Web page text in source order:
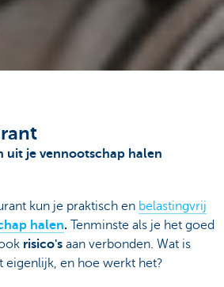
uit je vennootschap halen
kun je praktisch en belastingvrij
halen. Tenminste als je het goed
risico's aan verbonden. Wat is
eigenlijk, en hoe werkt het?